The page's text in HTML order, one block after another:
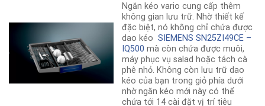
Ngăn kéo vario cung cấp thêm
không gian lưu trữ. Nhờ thiết kế
đặc biệt, nó không chỉ chứa được
dao kéoSIEMENS SN25ZI49CE –
IQ500 mà còn chứa được muôi,
máy phục vụ salad hoặc tách cà
phê nhỏ. Không còn lưu trữ dao
kéo của bạn trong giỏ phía dưới
nhờ ngăn kéo mới này có thể
chứa tới 14 cài đặt vị trí tiêu